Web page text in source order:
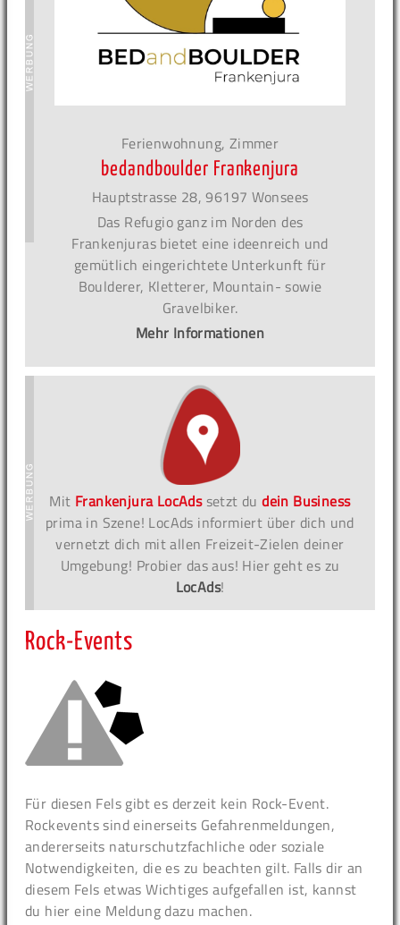
Ferienwohnung, Zimmer
bedandboulder Frankenjura
Hauptstrasse 28, 96197 Wonsees
Das Refugio ganz im Norden des
Frankenjuras bietet eine ideenreich und
gemütlich eingerichtete Unterkunft für
Boulderer, Kletterer, Mountain- sowie
Gravelbiker.
Mehr Informationen
Mit Frankenjura LocAdssetzt dudein Business
prima in Szene! LocAds informiert über dich und
vernetzt dich mit allen Freizeit-Zielen deiner
Umgebung! Probier das aus! Hier geht es zu
LocAds!
Rock-Events
Für diesen Fels gibt es derzeit kein Rock-Event.
Rockevents sind einerseits Gefahrenmeldungen,
andererseits naturschutzfachliche oder soziale
Notwendigkeiten, die es zu beachten gilt. Falls dir an
diesem Fels etwas Wichtiges aufgefallen ist, kannst
du hier eine Meldung dazu machen.